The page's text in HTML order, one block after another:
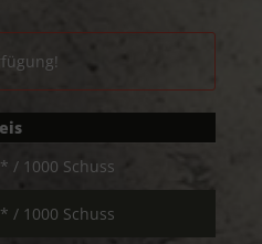
/ 1000 Schuss
/ 1000 Schuss